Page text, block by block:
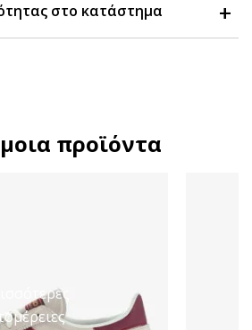
στο κατάστημα
προϊόντα